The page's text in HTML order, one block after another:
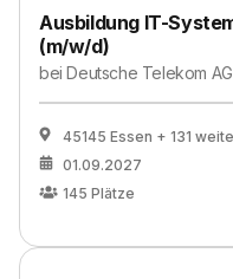
Ausbildung IT-
(m/w/d)
beiDeutsche Telekom AG
45145 Essen + 131
01.09.2027
145 Plätze